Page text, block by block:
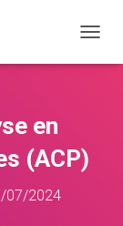
U
en
(ACP)
07/2024